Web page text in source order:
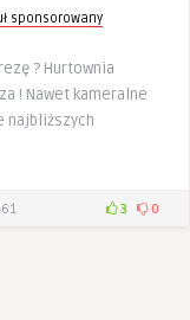
sponsorowany
? Hurtownia
! Nawet kameralne
najbliższych
3 0